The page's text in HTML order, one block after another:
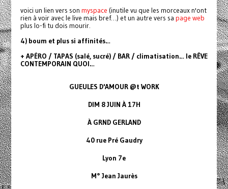
voici un lien vers son myspace (inutile vu que les morceaux n'ont
rien à voir avec le live mais bref…) et un autre vers sa page web
plus lo-fi tu dois mourir.
4) boum et plus si affinités…
+ APÉRO / TAPAS (salé, sucré) / BAR / climatisation… le RÊVE
CONTEMPORAIN QUOI…
GUEULES D'AMOUR @t WORK
DIM 8 JUIN À 17H
À GRND GERLAND
40 rue Pré Gaudry
Lyon 7e
M° Jean Jaurès